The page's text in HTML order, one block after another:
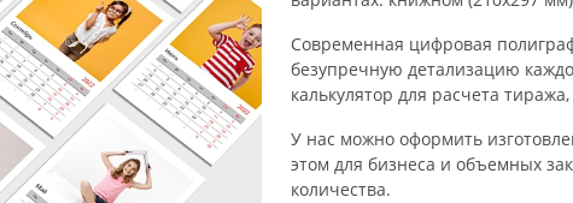
Современная цифровая
безупречную детализацию
калькулятор для расчета
У нас можно оформить
этом для бизнеса и объемных
количества.